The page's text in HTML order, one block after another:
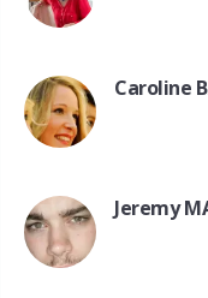
Caroline
Jeremy